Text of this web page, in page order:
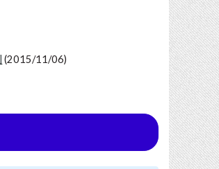
(2015/11/06)